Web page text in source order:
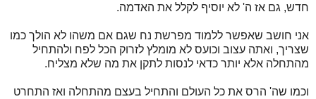
חדש, גם אז ה' לא יוסיף לקלל את האדמה.
אני חושב שאפשר ללמוד מפרשת נח שגם אם משהו לא הולך כמו
שצריך, ואתה עצוב וכועס לא מומלץ לזרוק הכל לפח ולהתחיל
מהתחלה אלא יותר כדאי לנסות לתקן את מה שלא מצליח.
וכמו שה' הרס את כל העולם והתחיל בעצם מהתחלה ואז התחרט